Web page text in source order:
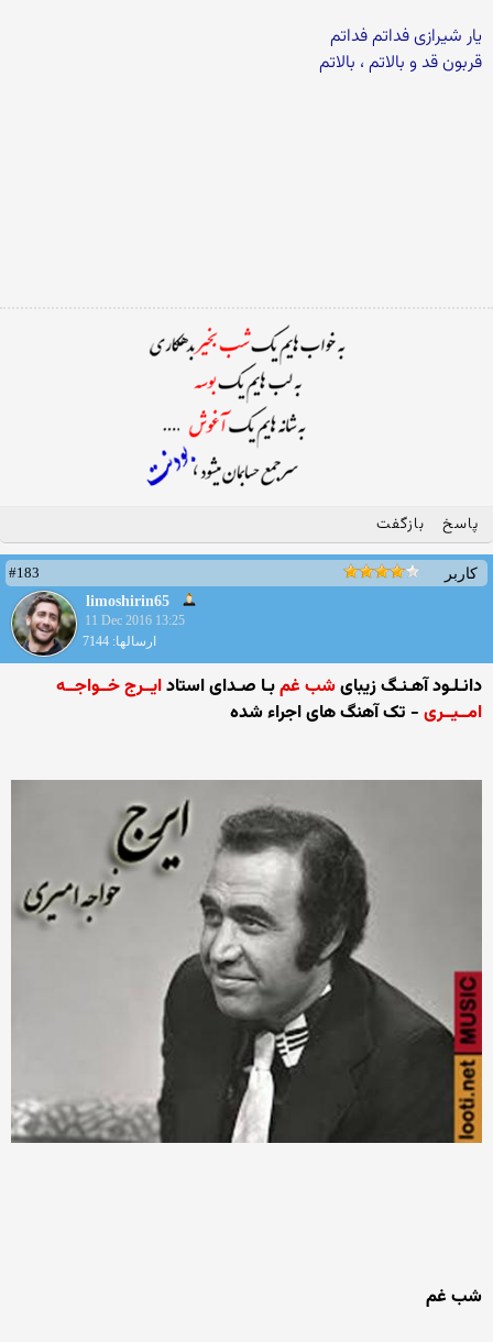
یار شیرازی فداتم فداتم
قربون قد و بالاتم ، بالاتم
پاسخ بازگفت
کاربر
#183
limoshirin65
11 Dec 2016 13:25
ارسالها: 7144
دانـلـود آهـنـگ زیبایشب غمبـا صـدای استادایــرج خــواجــه
امــیــری - تک آهنگ های اجراء شده
شب غم